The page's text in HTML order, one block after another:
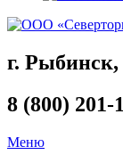
г. Рыбинск,
8 (800) 201-
Меню